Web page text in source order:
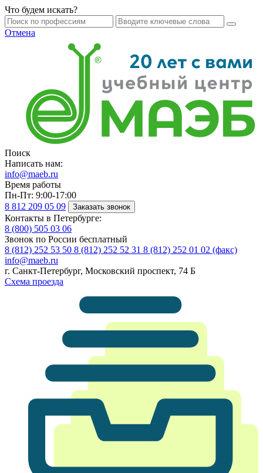
Что будем искать?
Отмена
Поиск
Написать нам:
info@maeb.ru
Время работы
Пн-Пт: 9:00-17:00
8 812 209 05 09 Заказать звонок
Контакты в Петербурге:
8 (800) 505 03 06
Звонок по России бесплатный
8 (812) 252 53 50 8 (812) 252 52 31 8 (812) 252 01 02 (факс)
info@maeb.ru
г. Санкт-Петербург, Московский проспект, 74 Б
Схема проезда